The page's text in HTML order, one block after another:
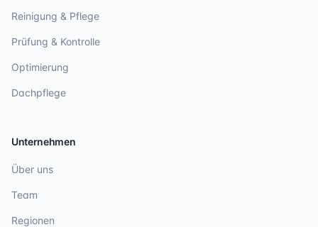
Reinigung & Pflege
Prüfung & Kontrolle
Optimierung
Dachpflege
Unternehmen
Über uns
Team
Regionen